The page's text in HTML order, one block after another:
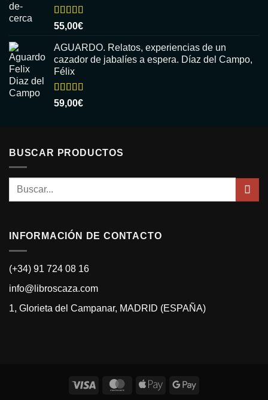
Valorado
con
5
55,00€
AGUARDO. Relatos, experiencias de un
cazador de jabalíes a espera. Díaz del Campo,
Félix
Valorado
con
59,00€
BUSCAR PRODUCTOS
Buscar
INFORMACIÓN DE CONTACTO
(+34) 91 724 08 16
info@libroscaza.com
1, Glorieta del Campanar, MADRID (ESPAÑA)
Visa MasterCardApple
Google